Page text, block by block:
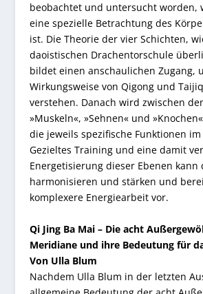
beobachtet und untersucht worden,
eine spezielle Betrachtung des
ist. Die Theorie der vier Schichten,
daoistischen Drachentorschule
bildet einen anschaulichen Zugang,
Wirkungsweise von Qigong und
verstehen. Danach wird zwischen
»Muskeln«, »Sehnen« und
die jeweils spezifische Funktionen
Gezieltes Training und eine damit
Energetisierung dieser Ebenen kann
harmonisieren und stärken und
komplexere Energiearbeit vor.
Qi Jing Ba Mai – Die acht
Meridiane und ihre Bedeutung für
Von Ulla Blum
Nachdem Ulla Blum in der letzten